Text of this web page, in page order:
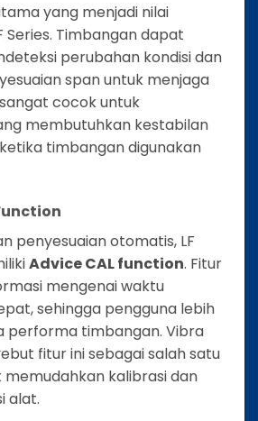
yang menjadi nilai
Series. Timbangan dapat
perubahan kondisi dan
span untuk menjaga
cocok untuk
membutuhkan kestabilan
timbangan digunakan
penyesuaian otomatis, LF
Advice CAL function. Fitur
mengenai waktu
sehingga pengguna lebih
performa timbangan. Vibra
fitur ini sebagai salah satu
memudahkan kalibrasi dan
alat.